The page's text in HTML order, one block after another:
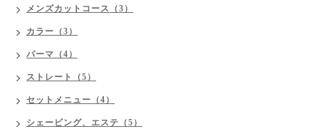
メンズカットコース（3）
カラー（3）
パーマ（4）
ストレート（5）
セットメニュー（4）
シェービング、エステ（5）